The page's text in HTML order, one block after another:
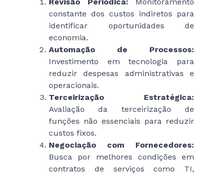
constante dos custos indiretos para
identificar oportunidades de
economia.
Automação de Processos:
Investimento em tecnologia para
reduzir despesas administrativas e
operacionais.
Terceirização Estratégica:
Avaliação da terceirização de
funções não essenciais para reduzir
custos fixos.
Negociação com Fornecedores:
Busca por melhores condições em
contratos de serviços como TI,